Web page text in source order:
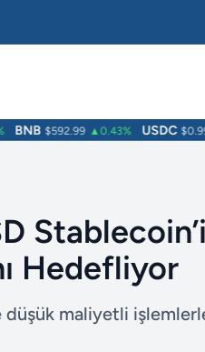
BNB $592.99 ▲0.43% USDC
Hedefliyor
düşük maliyetli